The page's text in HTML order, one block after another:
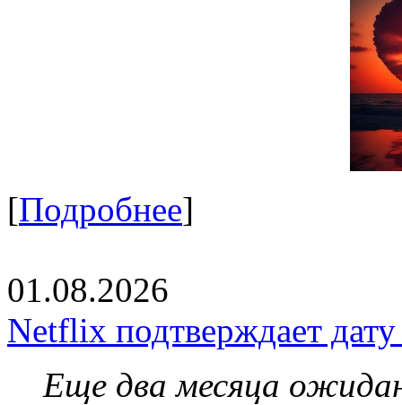
[Подробнее]
01.08.2026
Netflix подтверждает
Еще два месяца